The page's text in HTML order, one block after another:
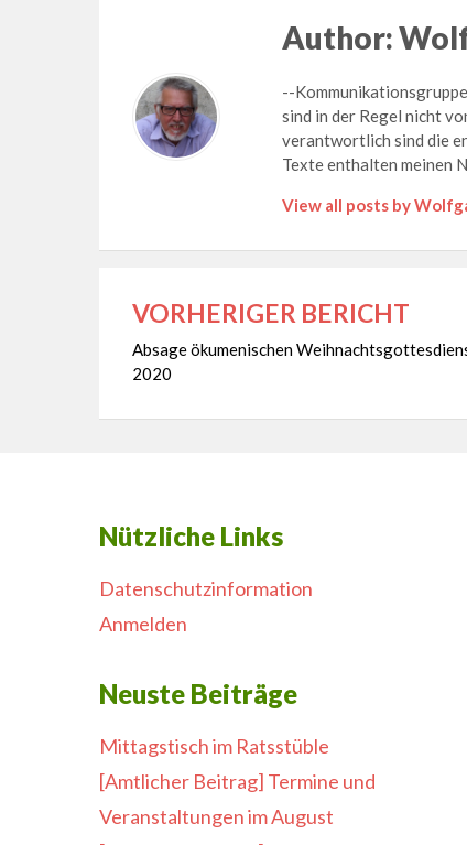
Author:
--
sind in der Regel nicht
verantwortlich sind die
Texte enthalten meinen
View all posts by
Beitragsnavigation
VORHERIGER BERICHT
Absage ökumenischen
2020
Nützliche Links
Datenschutzinformation
Anmelden
Neuste Beiträge
Mittagstisch im Ratsstüble
[Amtlicher Beitrag] Termine und
Veranstaltungen im August